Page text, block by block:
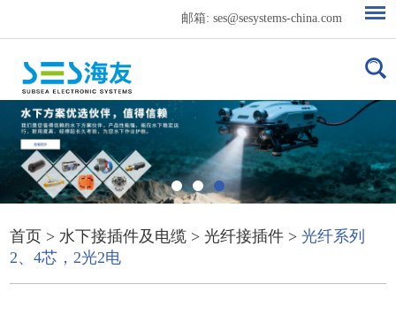
邮箱: ses@sesystems-china.com
首页 > 水下接插件及电缆 >光纤接插件 >光纤系列
2、4芯，2光2电